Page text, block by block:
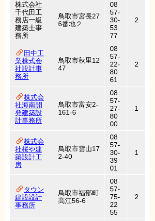
株式会社
千代田工
務店一級
建築士事
務所
鳥取市宮長27
6番地２
08
57-
30-
53
77
2
田中工
業株式会
社設計事
務所
鳥取市秋里12
47
08
57-
22-
80
61
2
株式会
社海南開
発建築設
計事務所
鳥取市富安2-
161-6
08
57-
27-
80
00
1
株式会
社桜や建
築設計工
房
鳥取市雲山17
2-40
08
57-
30-
39
01
1
タウン
建設設計
事務所
鳥取市福部町
高江56-6
08
57-
75-
22
55
2